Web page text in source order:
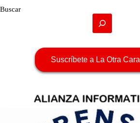
Buscar
Suscríbete a La Otra Cara